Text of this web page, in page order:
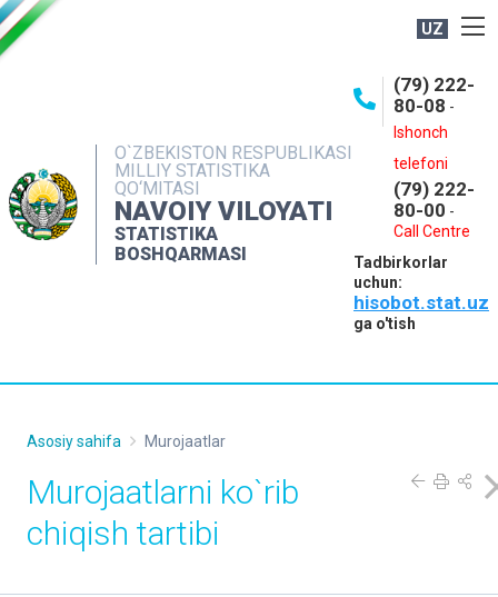
UZ
O`ZBEKISTON RESPUBLIKASI
MILLIY STATISTIKA
QO‘MITASI
NAVOIY VILOYATI
STATISTIKA
BOSHQARMASI
(79) 222-
80-08 -
Ishonch
telefoni
(79) 222-
80-00 -
Call Centre
Tadbirkorlar
uchun:
hisobot.stat.uz
ga o'tish
OCHIQ MA'LUMOTLAR
INTERAKTIV XIZMATLAR
MUROJAATLAR
Asosiy sahifa Murojaatlar
Murojaatlarni ko`rib
chiqish tartibi